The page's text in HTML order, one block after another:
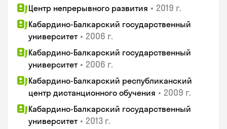
Центр непрерывного развития • 2019 г.
Кабардино-Балкарский государственный
университет • 2006 г.
Кабардино-Балкарский государственный
университет • 2006 г.
Кабардино-Балкарский республиканский
центр дистанционного обучения • 2009 г.
Кабардино-Балкарский государственный
университет • 2013 г.